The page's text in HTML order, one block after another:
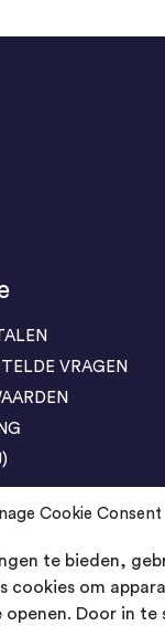
Cookie Consent
te bieden,
cookies om
Door in te
VRAGEN
FAIR